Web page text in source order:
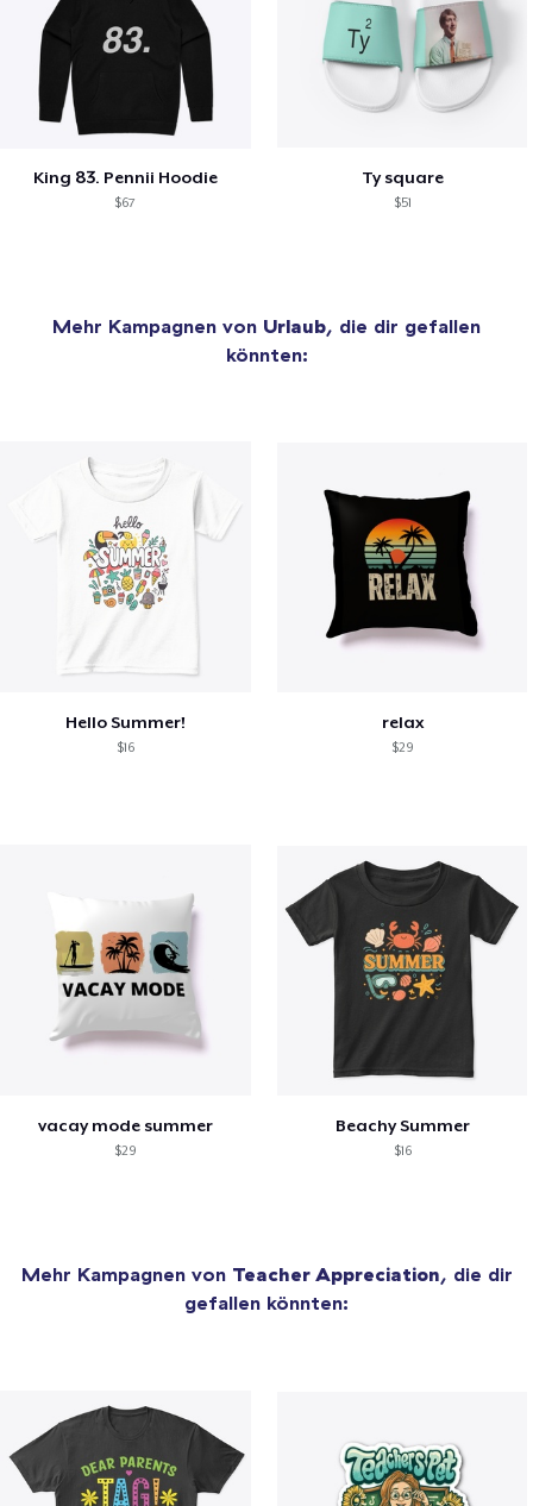
King 83. Pennii Hoodie
$67
Ty square
$51
Mehr Kampagnen von Urlaub, die dir gefallen
könnten:
Hello Summer!
$16
relax
$29
vacay mode summer
$29
Beachy Summer
$16
Mehr Kampagnen von Teacher Appreciation, die dir
gefallen könnten: